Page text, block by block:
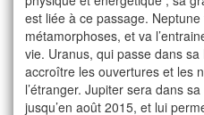
est liée à ce passage.
métamorphoses, et va
vie. Uranus, qui passe dans
accroître les ouvertures et les
l’étranger. Jupiter sera dans
jusqu’en août 2015, et lui